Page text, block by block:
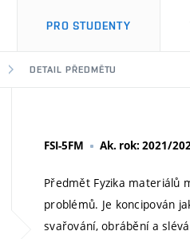
PRO STUDENTY
DETAIL PŘEDMĚTU
FSI-5FM Ak. rok: 2021/
Předmět Fyzika materiálů
problémů. Je koncipován
svařování, obrábění a